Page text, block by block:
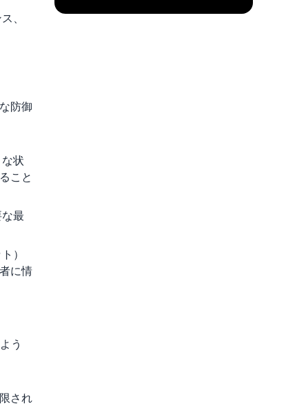
、
防御
状
こと
最
）
に情
う
され